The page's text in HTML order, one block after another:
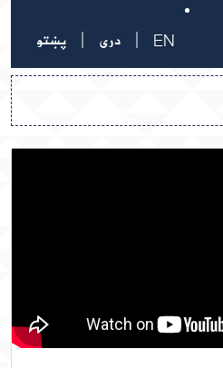
| دری | پښتو